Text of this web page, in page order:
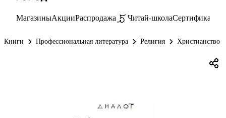
МагазиныАкцииРаспродажа Читай-школаСертификаты
Книги Профессиональная литература Религия Христианство